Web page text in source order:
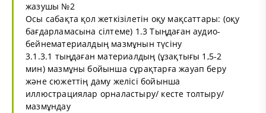
жазушы №2
Осы сабақта қол жеткізілетін оқу мақсаттары: (оқу
бағдарламасына сілтеме) 1.3 Тыңдаған аудио-
бейнематериалдың мазмұнын түсіну
3.1.3.1 тыңдаған материалдың (ұзақтығы 1,5-2
мин) мазмұны бойынша сұрақтарға жауап беру
және сюжеттің даму желісі бойынша
иллюстрациялар орналастыру/ кесте толтыру/
мазмұндау